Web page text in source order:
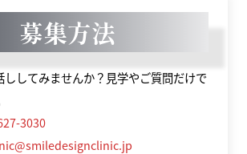
募集方法
ししてみませんか？見学やご質問だけで
3030